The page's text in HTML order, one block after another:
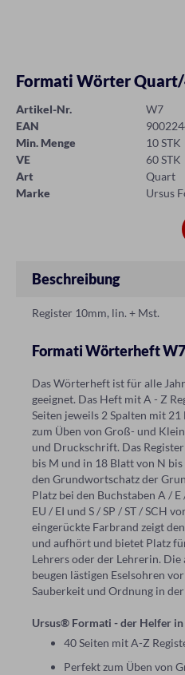
Formati Wörter
Artikel-Nr.
W7
EAN
Min. Menge
10 STK
VE
60 STK
Art
Quart
Marke
Ursus
Beschreibung
Register 10mm, lin. + Mst.
Formati Wörterheft W7
Das Wörterheft ist für alle
geeignet. Das Heft mit A - Z
Seiten jeweils 2 Spalten mit
zum Üben von Groß- und
und Druckschrift. Das
bis M und in 18 Blatt von N
den Grundwortschatz der
Platz bei den Buchstaben A /
EU / EI und S / SP / ST / SCH
eingerückte Farbrand zeigt
und aufhört und bietet Platz
Lehrers oder der Lehrerin. Die
beugen lästigen Eselsohren
Sauberkeit und Ordnung in
Ursus® Formati - der Helfer in
40 Seiten mit A-Z
Perfekt zum Üben von